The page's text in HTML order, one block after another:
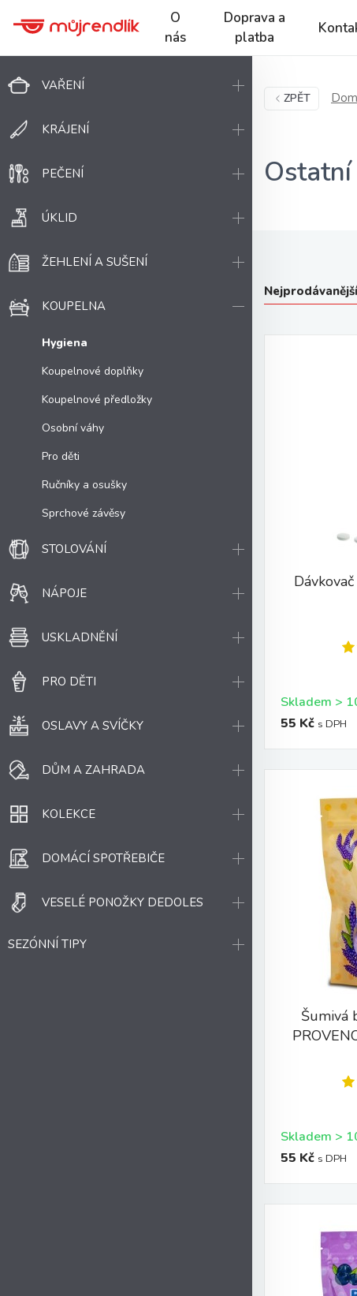
O
nás
Doprava a
platba
VAŘENÍ
KRÁJENÍ
PEČENÍ
ÚKLID
ŽEHLENÍ A SUŠENÍ
KOUPELNA
Hygiena
Koupelnové doplňky
Koupelnové předložky
Osobní váhy
Pro děti
Ručníky a osušky
Sprchové závěsy
STOLOVÁNÍ
NÁPOJE
USKLADNĚNÍ
PRO DĚTI
OSLAVY A SVÍČKY
DŮM A ZAHRADA
KOLEKCE
DOMÁCÍ SPOTŘEBIČE
VESELÉ PONOŽKY DEDOLES
SEZÓNNÍ TIPY
ZPĚT
Nejprodávanější
55 Kč s DPH
Šumivá
55 Kč s DPH